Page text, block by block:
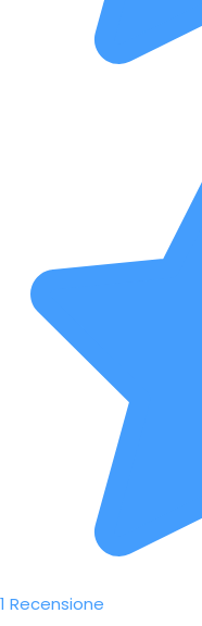
1 Recensione